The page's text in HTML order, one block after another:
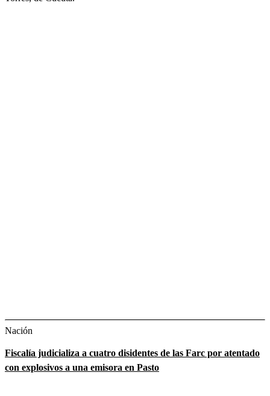
Nación
Fiscalía judicializa a cuatro disidentes de las Farc por atentado
con explosivos a una emisora en Pasto